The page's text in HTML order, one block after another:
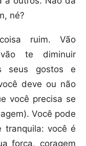
né?
ruim. Vão
te diminuir
seus gostos e
deve ou não
você precisa se
Você pode
tranquila: você é
força, coragem